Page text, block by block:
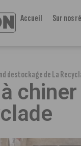
Accueil Sur nos
destockage de La